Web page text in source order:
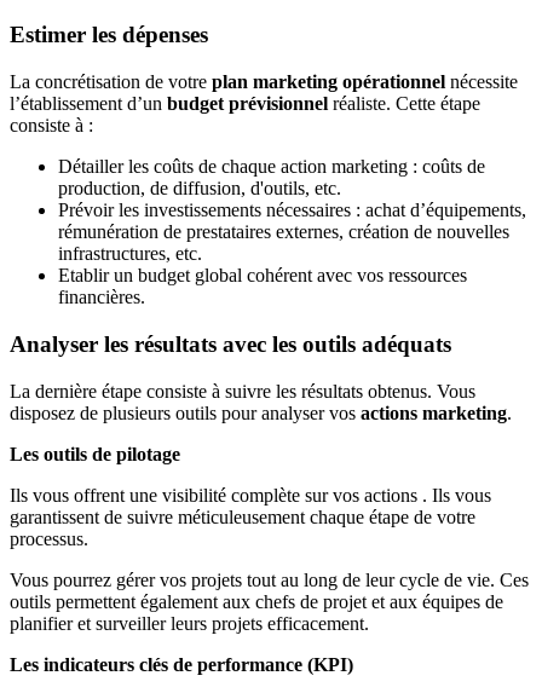
Estimer les dépenses
La concrétisation de votre plan marketing opérationnel nécessite
l’établissement d’un budget prévisionnel réaliste. Cette étape
consiste à :
Détailler les coûts de chaque action marketing : coûts de
production, de diffusion, d'outils, etc.
Prévoir les investissements nécessaires : achat d’équipements,
rémunération de prestataires externes, création de nouvelles
infrastructures, etc.
Etablir un budget global cohérent avec vos ressources
financières.
Analyser les résultats avec les outils adéquats
La dernière étape consiste à suivre les résultats obtenus. Vous
disposez de plusieurs outils pour analyser vos actions marketing.
Les outils de pilotage
Ils vous offrent une visibilité complète sur vos actions . Ils vous
garantissent de suivre méticuleusement chaque étape de votre
processus.
Vous pourrez gérer vos projets tout au long de leur cycle de vie. Ces
outils permettent également aux chefs de projet et aux équipes de
planifier et surveiller leurs projets efficacement.
Les indicateurs clés de performance (KPI)